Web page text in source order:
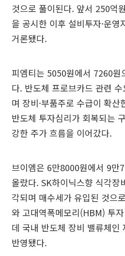
것으로 풀이된다. 앞서 250억
을 공시한 이후 설비투자·운영
거론됐다.
피엠티는 5050원에서 7260원
다. 반도체 프로브카드 관련
며 장비·부품주로 수급이 확
반도체 투자심리가 회복되는
강한 주가 흐름을 이어갔다.
브이엠은 6만8000원에서 9만
올랐다. SK하이닉스향 식각장
각되며 매수세가 유입된 것으
와 고대역폭메모리(HBM) 투
데 국내 반도체 장비 밸류체인
반영됐다.